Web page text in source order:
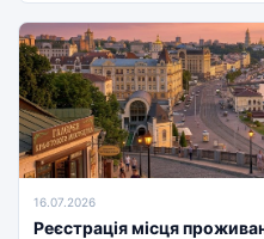
16.07.2026
Реєстрація місця